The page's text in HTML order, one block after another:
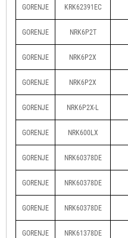
GORENJE KRK62391EC
GORENJE NRK6P2T
GORENJE NRK6P2X
GORENJE NRK6P2X
GORENJE NRK6P2X-L
GORENJE NRK600LX
GORENJE NRK60378DE
GORENJE NRK60378DE
GORENJE NRK60378DE
GORENJE NRK61378DE